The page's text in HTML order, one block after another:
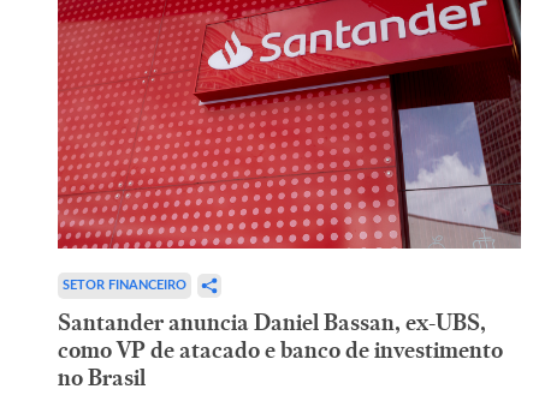
SETOR FINANCEIRO
Santander anuncia Daniel Bassan, ex-UBS,
como VP de atacado e banco de investimento
no Brasil